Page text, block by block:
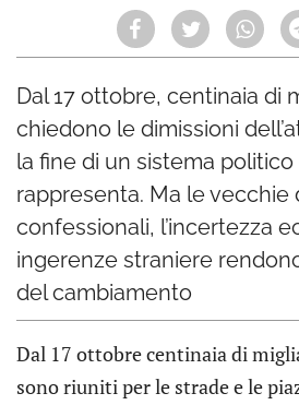
Dal 17 ottobre, centinaia di
chiedono le dimissioni
la fine di un sistema
rappresenta. Ma le vecchie
confessionali, l’incertezza
ingerenze straniere
del cambiamento
Dal 17 ottobre centinaia di
sono riuniti per le strade e le